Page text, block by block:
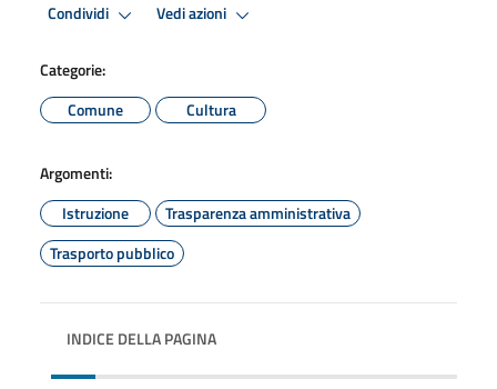
Condividi Vedi azioni
Categorie:
Comune
Cultura
Argomenti:
Istruzione
Trasparenza amministrativa
Trasporto pubblico
INDICE DELLA PAGINA